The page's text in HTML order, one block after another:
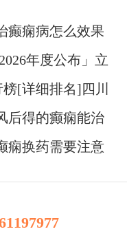
癫痫病怎么效果
年度公布」立
[详细排名]四川
后得的癫痫能治
痫换药需要注意